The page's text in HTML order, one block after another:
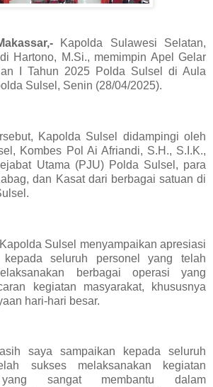
Kapolda Sulawesi Selatan,
Hartono, M.Si., memimpin Apel Gelar
I Tahun 2025 Polda Sulsel di Aula
Sulsel, Senin (28/04/2025).
Kapolda Sulsel didampingi oleh
Kombes Pol Ai Afriandi, S.H., S.I.K.,
Utama (PJU) Polda Sulsel, para
dan Kasat dari berbagai satuan di
Sulsel menyampaikan apresiasi
seluruh personel yang telah
berbagai operasi yang
kegiatan masyarakat, khususnya
hari-hari besar.
saya sampaikan kepada seluruh
sukses melaksanakan kegiatan
yang sangat membantu dalam